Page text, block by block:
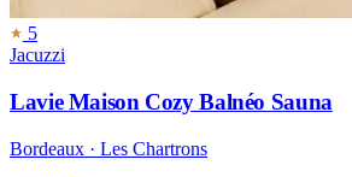
5
Jacuzzi
Lavie Maison Cozy Balnéo Sauna
Bordeaux · Les Chartrons